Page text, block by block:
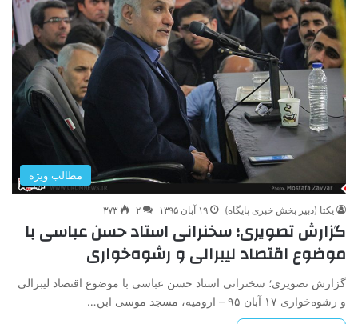
مطالب ویژه
یکتا (دبیر بخش خبری پایگاه) ۱۹ آبان ۱۳۹۵ ۲ ۳۷۳
گزارش تصویری؛ سخنرانی استاد حسن عباسی با
موضوع اقتصاد لیبرالی و رشوه‌خواری
گزارش تصویری؛ سخنرانی استاد حسن عباسی با موضوع اقتصاد لیبرالی
و رشوه‌خواری ۱۷ آبان ۹۵ – ارومیه، مسجد موسی ابن…